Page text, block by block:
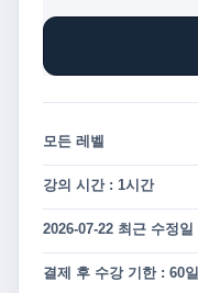
모든 레벨
강의 시간 : 1시간
2026-07-22 최근 수정일
결제 후 수강 기한 : 60일